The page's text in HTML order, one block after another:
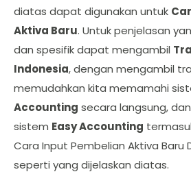
diatas dapat digunakan untuk
Aktiva Baru. Untuk penjelasan
dan spesifik dapat mengambil
Indonesia, dengan mengambil
memudahkan kita memamahi
Accounting secara langsung,
sistem Easy Accounting
Cara Input Pembelian Aktiva Baru
seperti yang dijelaskan diatas.